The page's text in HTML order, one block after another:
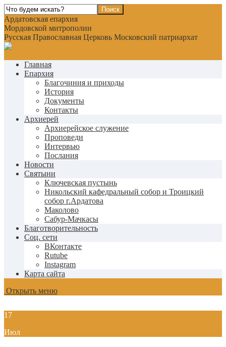
Ардатовская епархия
Мордовской митрополии
Русская Православная Церковь Московский патриархат
Главная
Епархия
Благочиния и приходы
История
Документы
Контакты
Архиерей
Архиерейское служение
Проповеди
Интервью
Послания
Новости
Святыни
Ключевская пустынь
Никольский кафедральный собор и Троицкий
собор г.Ардатова
Маколово
Сабур-Мачкасы
Благотворительность
Соц. сети
ВКонтакте
Rutube
Instagram
Карта сайта
Открыть меню
17
Июл